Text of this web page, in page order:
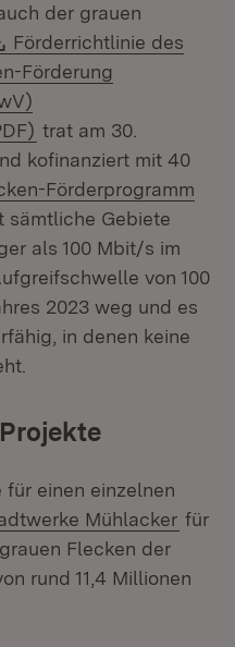
der grauen
Download:
Förderrichtlinie des
Förderung
(Öffnet in neuem
trat am 30.
kofinanziert mit 40
Förderprogramm
Fenster)
sämtliche Gebiete
als 100 Mbit/s im
von 100
2023 weg und es
in denen keine
für einen einzelnen
Mühlacker für
Flecken der
rund 11,4 Millionen